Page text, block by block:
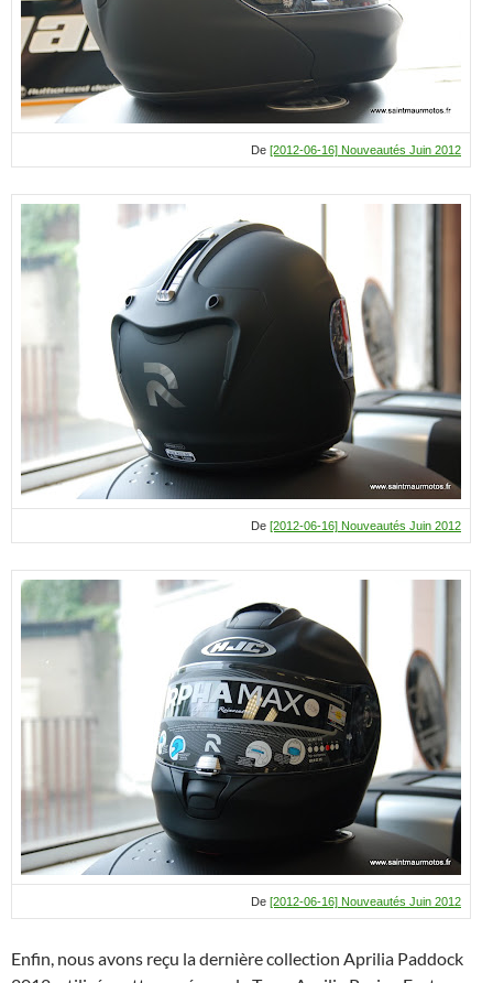
De [2012-06-16] Nouveautés Juin 2012
De [2012-06-16] Nouveautés Juin 2012
De [2012-06-16] Nouveautés Juin 2012
Enfin, nous avons reçu la dernière collection Aprilia Paddock